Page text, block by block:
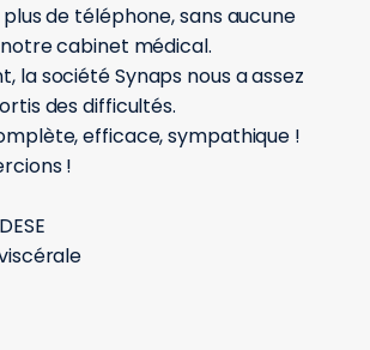
plus de téléphone, sans aucune
cabinet médical.
la société Synaps nous a assez
des difficultés.
efficace, sympathique !
!